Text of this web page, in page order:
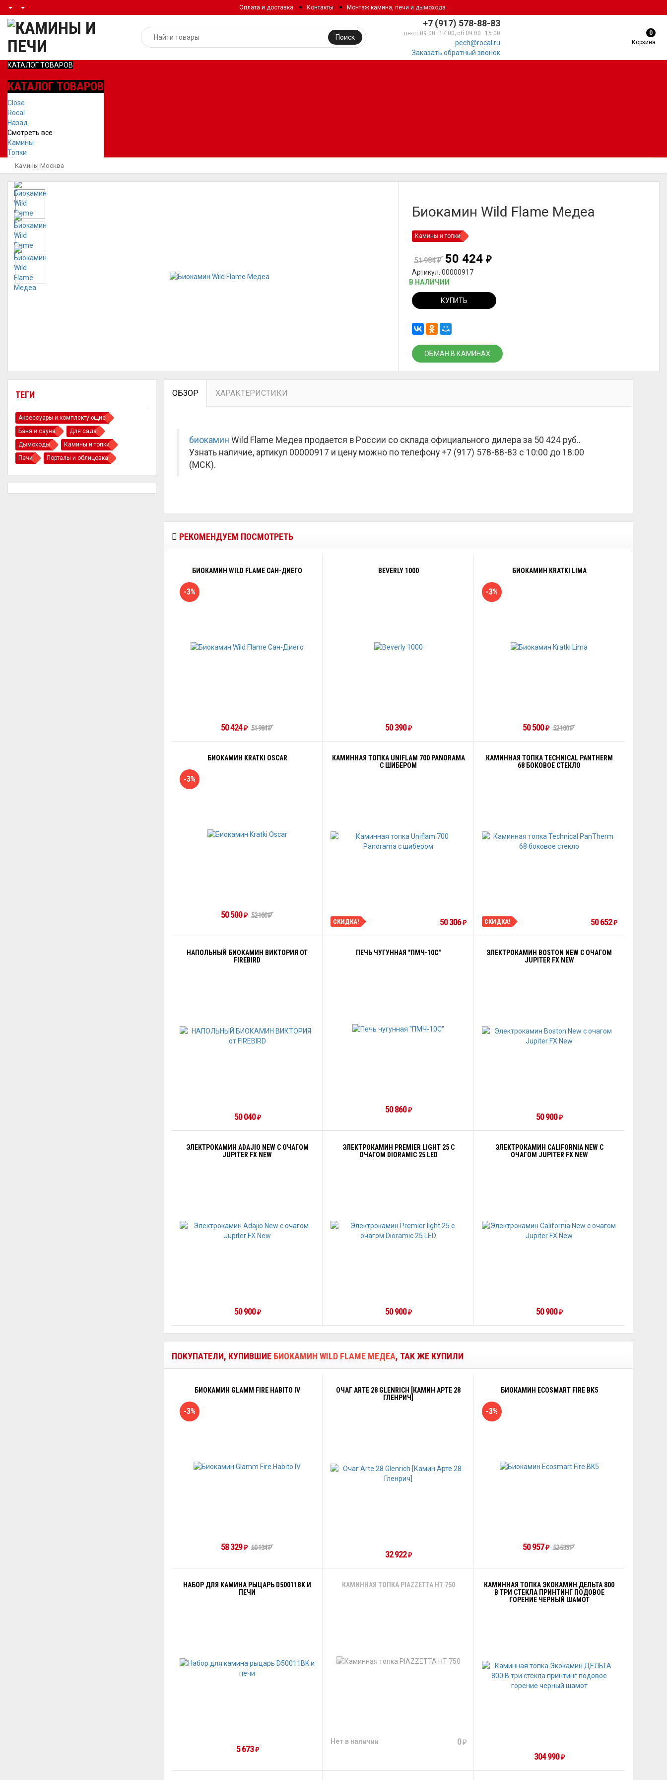
Оплата и доставка Контакты Монтаж камина, печи и дымохода
+7 (917) 578-88-83
пн-пт 09:00–17:00; сб 09:00–15:00
pech@rocal.ru
Заказать обратный звонок
Поиск
0
Корзина
КАТАЛОГ ТОВАРОВ
КАТАЛОГ ТОВАРОВ
Close
Rocal
Назад
Смотреть все
Камины
Топки
Камины Москва
Биокамин Wild Flame Медеа
Камины и топки
51 984₽ 50 424₽
Артикул: 00000917
В НАЛИЧИИ
КУПИТЬ
ОБМАН В КАМИНАХ
ТЕГИ
Аксессуары и комплектующие
Баня и сауна
Для сада
Дымоходы
Камины и топки
Печи
Порталы и облицовка
ОБЗОР ХАРАКТЕРИСТИКИ
биокамин Wild Flame Медеа продается в России со склада официального дилера за 50 424 руб..
Узнать наличие, артикул 00000917 и цену можно по телефону +7 (917) 578-88-83 с 10:00 до 18:00
(МСК).
РЕКОМЕНДУЕМ ПОСМОТРЕТЬ
БИОКАМИН WILD FLAME САН-ДИЕГО
-3%
50 424 ₽ 51 984₽
BEVERLY 1000
50 390₽
БИОКАМИН KRATKI LIMA
-3%
50 500₽ 52 100₽
БИОКАМИН KRATKI OSCAR
-3%
50 500 ₽ 52 100₽
КАМИННАЯ ТОПКА UNIFLAM 700 PANORAMA
С ШИБЕРОМ
СКИДКА! 50 306 ₽
КАМИННАЯ ТОПКА TECHNICAL PANTHERM
68 БОКОВОЕ СТЕКЛО
СКИДКА! 50 652₽
НАПОЛЬНЫЙ БИОКАМИН ВИКТОРИЯ ОТ
FIREBIRD
50 040 ₽
ПЕЧЬ ЧУГУННАЯ "ПМЧ-10С"
50 860₽
ЭЛЕКТРОКАМИН BOSTON NEW С ОЧАГОМ
JUPITER FX NEW
50 900₽
ЭЛЕКТРОКАМИН ADAJIO NEW С ОЧАГОМ
JUPITER FX NEW
50 900 ₽
ЭЛЕКТРОКАМИН PREMIER LIGHT 25 С
ОЧАГОМ DIORAMIC 25 LED
50 900₽
ЭЛЕКТРОКАМИН CALIFORNIA NEW С
ОЧАГОМ JUPITER FX NEW
50 900₽
ПОКУПАТЕЛИ, КУПИВШИЕ БИОКАМИН WILD FLAME МЕДЕА, ТАК ЖЕ КУПИЛИ
БИОКАМИН GLAMM FIRE HABITO IV
-3%
58 329 ₽ 60 134₽
ОЧАГ ARTE 28 GLENRICH [КАМИН АРТЕ 28
ГЛЕНРИЧ]
32 922₽
БИОКАМИН ECOSMART FIRE BK5
-3%
50 957₽ 52 533₽
НАБОР ДЛЯ КАМИНА РЫЦАРЬ D50011BK И
ПЕЧИ
5 673 ₽
КАМИННАЯ ТОПКА PIAZZETTA HT 750
Нет в наличии 0 ₽
КАМИННАЯ ТОПКА ЭКОКАМИН ДЕЛЬТА 800
В ТРИ СТЕКЛА ПРИНТИНГ ПОДОВОЕ
ГОРЕНИЕ ЧЕРНЫЙ ШАМОТ
304 990₽